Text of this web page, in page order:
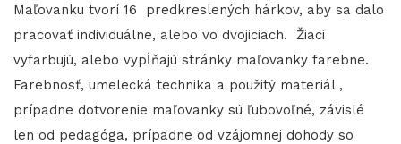
Maľovanku tvorí 16 predkreslených hárkov, aby sa dalo
pracovať individuálne, alebo vo dvojiciach. Žiaci
vyfarbujú, alebo vypĺňajú stránky maľovanky farebne.
Farebnosť, umelecká technika a použitý materiál ,
prípadne dotvorenie maľovanky sú ľubovoľné, závislé
len od pedagóga, prípadne od vzájomnej dohody so